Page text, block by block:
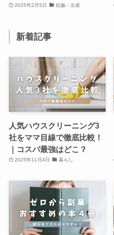
2025年2月5日 妊娠・出産
新着記事
人気ハウスクリーニング3
社をママ目線で徹底比較！
｜コスパ最強はどこ？
2025年11月4日 暮らし